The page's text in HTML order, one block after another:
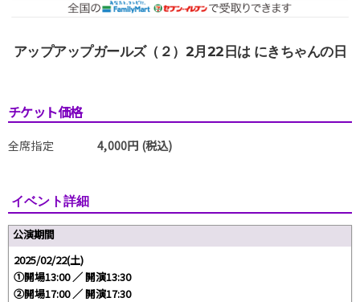
アップアップガールズ（２）2月22日は にきちゃんの日
チケット価格
全席指定 4,000円 (税込)
イベント詳細
公演期間
2025/02/22(土)
①開場13:00 ／ 開演13:30
②開場17:00 ／ 開演17:30